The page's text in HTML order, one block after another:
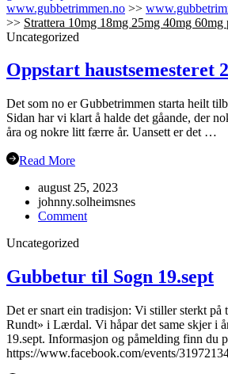
www.gubbetrimmen.no >>
>> Strattera 10mg 18mg 25mg 40mg 60mg
Uncategorized
Oppstart haustsemesteret
Det som no er Gubbetrimmen starta heilt
Sidan har vi klart å halde det gåande, der
åra og nokre litt færre år. Uansett er det …
Read More
august 25, 2023
johnny.solheimsnes
Commenton
Uncategorized
Gubbetur til Sogn 19.sept
Det er snart ein tradisjon: Vi stiller sterkt på
Rundt» i Lærdal. Vi håpar det same skjer i
19.sept. Informasjon og påmelding finn du
https://www.facebook.com/events/